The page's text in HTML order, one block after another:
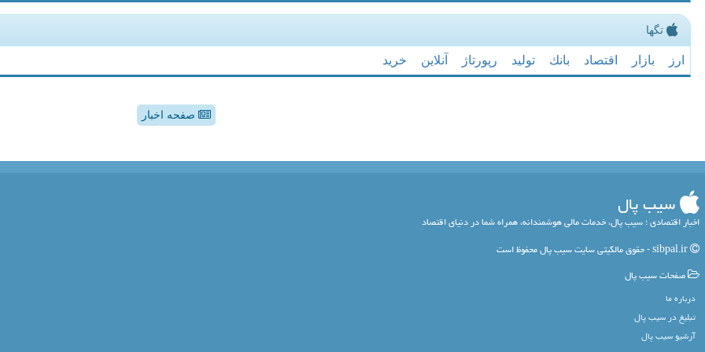
تگها
ارز بازار اقتصاد بانك تولید رپورتاژ آنلاین خرید
صفحه اخبار
سیب پال
اخبار اقتصادی ؛ سیب پال، خدمات مالی هوشمندانه، همراه شما در دنیای اقتصاد
صفحات سیب پال
درباره ما
تبلیغ در سیب پال
آرشیو سیب پال